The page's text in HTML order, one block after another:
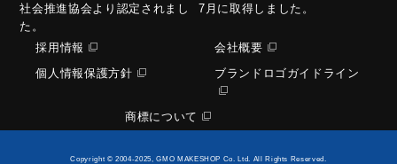
社会推進協会より認定されまし
た。
7月に取得しました。
採用情報
会社概要
個人情報保護方針
ブランドロゴガイドライン
商標について
Copyright © 2004-2025, GMO MAKESHOP Co. Ltd. All Rights Reserved.